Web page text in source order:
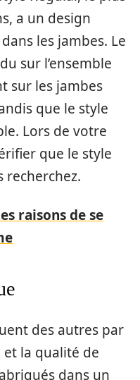
a un design
les jambes. Le
sur l’ensemble
sur les jambes
que le style
Lors de votre
que le style
recherchez.
raisons de se
des autres par
la qualité de
dans un